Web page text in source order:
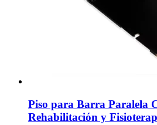
Piso para Barra Paralela
Rehabilitación y